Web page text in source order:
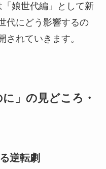
娘世代編」として新
代にどう影響するの
されていきます。
」の見どころ・
逆転劇